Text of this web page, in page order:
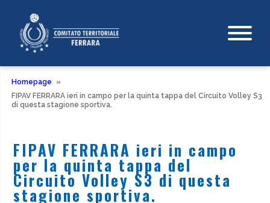
Homepage
»
FIPAV FERRARA ieri in campo per la quinta tappa del Circuito Volley S3
di questa stagione sportiva.
FIPAV FERRARA ieri in campo
per la quinta tappa del
Circuito Volley S3 di questa
stagione sportiva.